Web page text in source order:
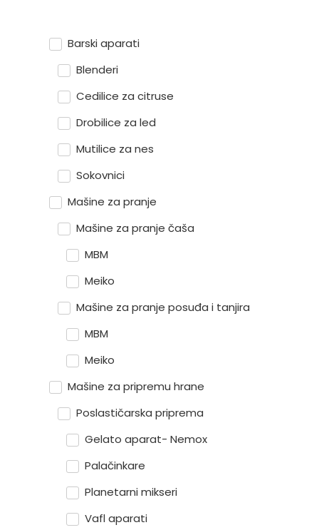
Barski aparati
Blenderi
Cedilice za citruse
Drobilice za led
Mutilice za nes
Sokovnici
Mašine za pranje
Mašine za pranje čaša
MBM
Meiko
Mašine za pranje posuđa i tanjira
MBM
Meiko
Mašine za pripremu hrane
Poslastičarska priprema
Gelato aparat- Nemox
Palačinkare
Planetarni mikseri
Vafl aparati